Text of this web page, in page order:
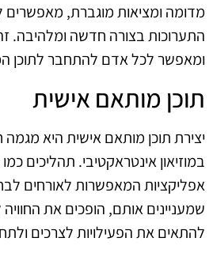
מדומה ומציאות מוגברת, מאפשרים
התערוכות בצורה חדשה ומלהיבה.
ומאפשר לכל אדם להתחבר לתוכן
תוכן מותאם אישית
יצירת תוכן מותאם אישית היא מגמה
במוזיאון אינטראקטיבי. תהליכים
אפליקציות המאפשרות לאורחים
שמעניינים אותם, הופכים את החוויה
להתאים את הפעילויות לצרכים